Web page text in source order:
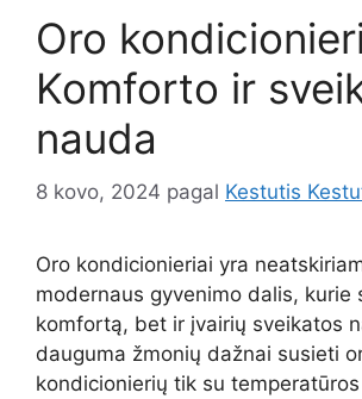
Oro
Komforto ir
nauda
8 kovo, 2024 pagal Kestutis
Oro kondicionieriai yra
modernaus gyvenimo dalis, kurie
komfortą, bet ir įvairių sveikatos
dauguma žmonių dažnai susieti
kondicionierių tik su